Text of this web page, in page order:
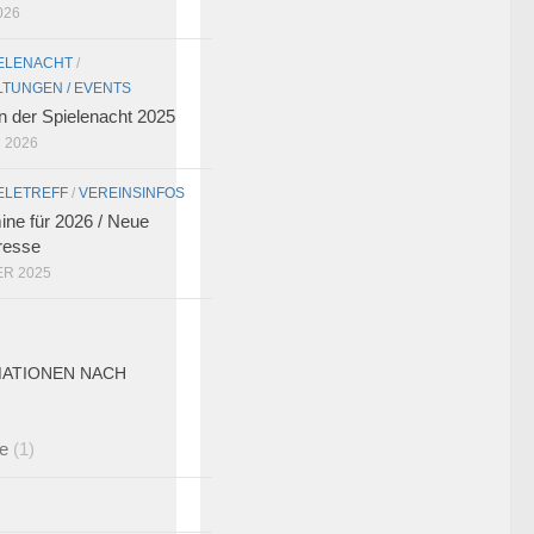
/
/ EVENTS
der Spielenacht 2025
2026
/ VEREINSINFOS
für 2026 / Neue
2025
NACH
(1)